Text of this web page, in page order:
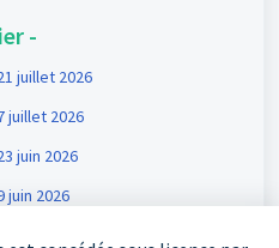
-
juillet 2026
juillet 2026
juin 2026
juin 2026